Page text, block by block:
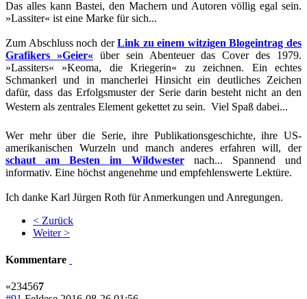
Das alles kann Bastei, den Machern und Autoren völlig egal sein.
»Lassiter« ist eine Marke für sich...
Zum Abschluss noch derLink zu einem witzigen Blogeintrag des
Grafikers »Geier«über sein Abenteuer das Cover des 1979.
»Lassiters« »Keoma, die Kriegerin« zu zeichnen. Ein echtes
Schmankerl und in mancherlei Hinsicht ein deutliches Zeichen
dafür, dass das Erfolgsmuster der Serie darin besteht nicht an den
Western als zentrales Element gekettet zu sein.  Viel Spaß dabei...
Wer mehr über die Serie, ihre Publikationsgeschichte, ihre US-
amerikanischen Wurzeln und manch anderes erfahren will, der
schaut am Besten im Wildwesternach... Spannend und
informativ. Eine höchst angenehme und empfehlenswerte Lektüre.
Ich danke Karl Jürgen Roth für Anmerkungen und Anregungen.
< Zurück
Weiter >
Kommentare
«234567